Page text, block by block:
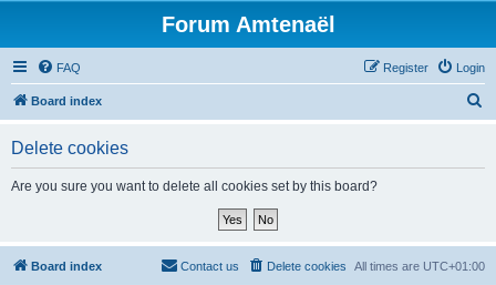
Forum Amtenaël
FAQ Login
Register
Board index
Delete cookies
Are you sure you want to delete all cookies set by this board?
Board index All times are UTC+01:00
Delete cookies
Contact us